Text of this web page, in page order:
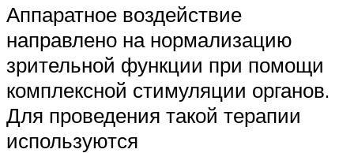
Аппаратное воздействие
направлено на нормализацию
зрительной функции при помощи
комплексной стимуляции органов.
Для проведения такой терапии
используются